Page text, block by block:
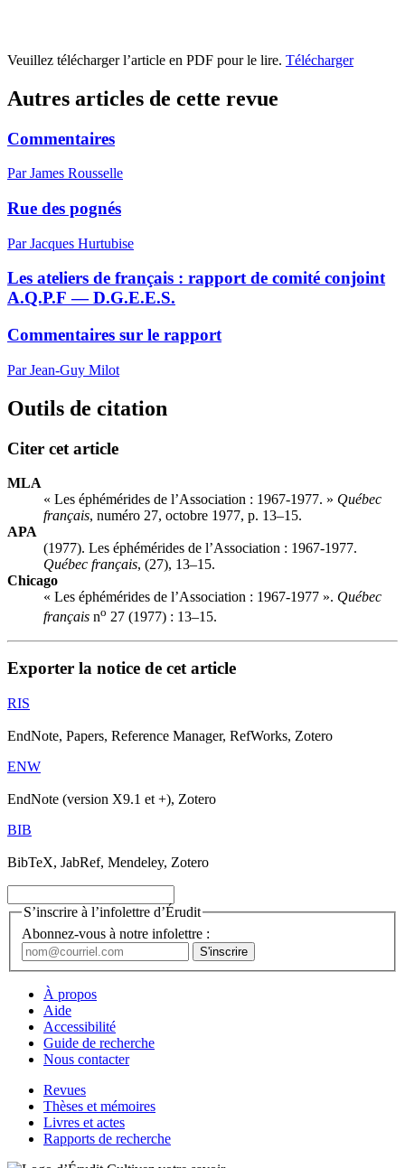
Veuillez télécharger l’article en PDF pour le lire. Télécharger
Autres articles de cette revue
Commentaires
Par James Rousselle
Rue des pognés
Par Jacques Hurtubise
Les ateliers de français : rapport de comité conjoint
A.Q.P.F — D.G.E.E.S.
Commentaires sur le rapport
Par Jean-Guy Milot
Outils de citation
Citer cet article
MLA
« Les éphémérides de l’Association : 1967-1977. » Québec
français, numéro 27, octobre 1977, p. 13–15.
APA
(1977). Les éphémérides de l’Association : 1967-1977.
Québec français, (27), 13–15.
Chicago
« Les éphémérides de l’Association : 1967-1977 ». Québec
français no 27 (1977) : 13–15.
Exporter la notice de cet article
RIS
EndNote, Papers, Reference Manager, RefWorks, Zotero
ENW
EndNote (version X9.1 et +), Zotero
BIB
BibTeX, JabRef, Mendeley, Zotero
S’inscrire à l’infolettre d’Érudit
Abonnez-vous à notre infolettre :
À propos
Aide
Accessibilité
Guide de recherche
Nous contacter
Revues
Thèses et mémoires
Livres et actes
Rapports de recherche